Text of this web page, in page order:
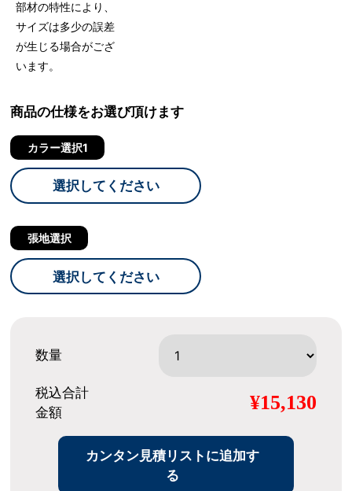
部材の特性により、
サイズは多少の誤差
が生じる場合がござ
います。
商品の仕様をお選び頂けます
カラー選択1
選択してください
張地選択
選択してください
数量
税込合計
金額
¥15,130
カンタン見積リストに追加す
る